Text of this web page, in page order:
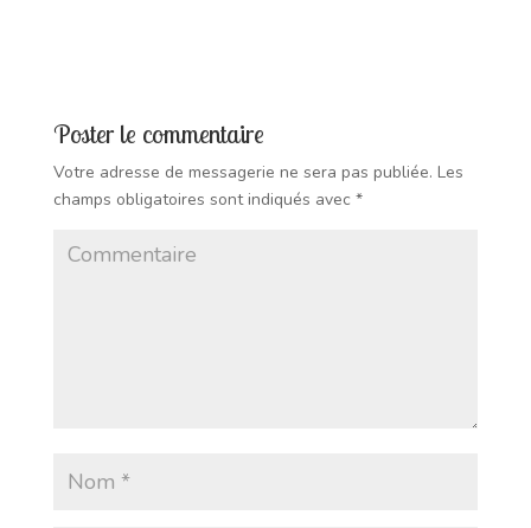
Poster le commentaire
Votre adresse de messagerie ne sera pas publiée. Les
champs obligatoires sont indiqués avec *